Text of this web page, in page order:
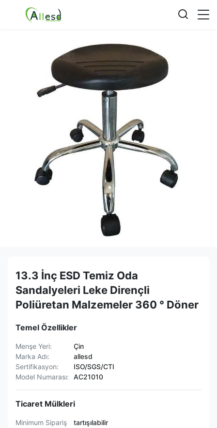
13.3 İnç ESD Temiz Oda
Sandalyeleri Leke Dirençli
Poliüretan Malzemeler 360 ° Döner
Temel Özellikler
Menşe Yeri:
Çin
Marka Adı:
allesd
Sertifikasyon:
ISO/SGS/CTI
Model Numarası:
AC21010
Ticaret Mülkleri
Minimum Sipariş
tartışılabilir